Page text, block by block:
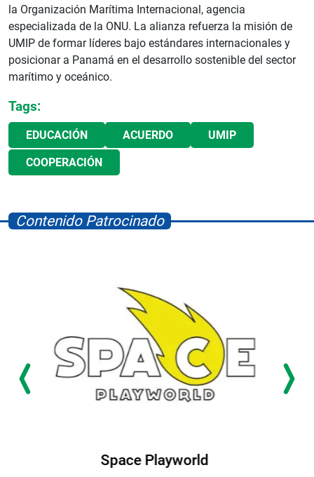
la Organización Marítima Internacional, agencia
especializada de la ONU. La alianza refuerza la misión de
UMIP de formar líderes bajo estándares internacionales y
posicionar a Panamá en el desarrollo sostenible del sector
marítimo y oceánico.
Tags:
EDUCACIÓN ACUERDO UMIP
COOPERACIÓN
Contenido Patrocinado
Albrook Bowling